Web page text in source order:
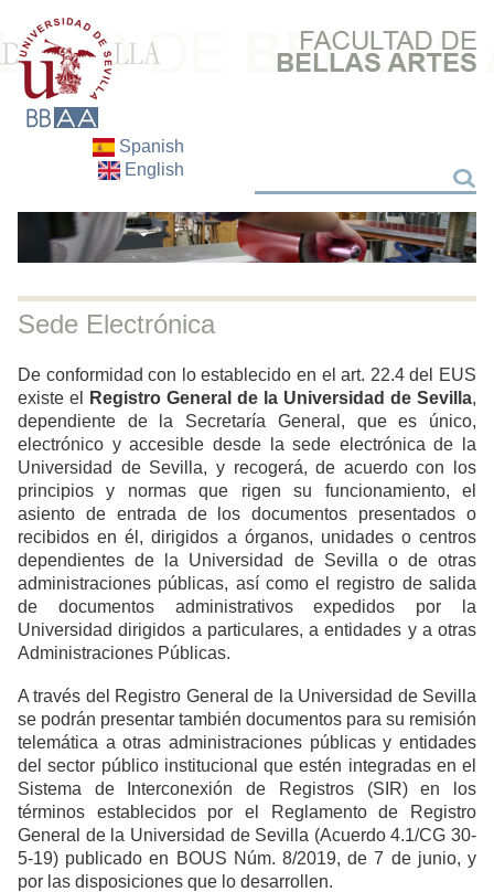
Spanish
English
Search
Sede Electrónica
De conformidad con lo establecido en el art. 22.4 del EUS
existe el
Registro General de la Universidad de Sevilla,
dependiente de la Secretaría General, que es único,
electrónico y accesible desde la sede electrónica de la
Universidad de Sevilla, y recogerá, de acuerdo con los
principios y normas que rigen su funcionamiento, el
asiento de entrada de los documentos presentados o
recibidos en él, dirigidos a órganos, unidades o centros
dependientes de la Universidad de Sevilla o de otras
administraciones públicas, así como el registro de salida
de documentos administrativos expedidos por la
Universidad dirigidos a particulares, a entidades y a otras
Administraciones Públicas.
A través del Registro General de la Universidad de Sevilla
se podrán presentar también documentos para su remisión
telemática a otras administraciones públicas y entidades
del sector público institucional que estén integradas en el
Sistema de Interconexión de Registros (SIR) en los
términos establecidos por el Reglamento de Registro
General de la Universidad de Sevilla (Acuerdo 4.1/CG 30-
5-19) publicado en BOUS Núm. 8/2019, de 7 de junio, y
por las disposiciones que lo desarrollen.